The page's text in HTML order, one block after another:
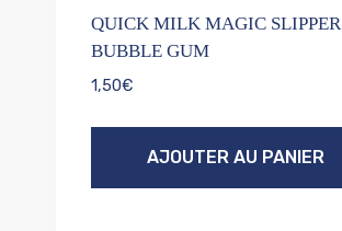
QUICK MILK MAGIC SLIPPER
BUBBLE GUM
1,50€
AJOUTER AU PANIER